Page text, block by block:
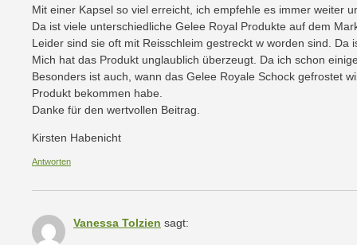
Mit einer Kapsel so viel erreicht, ich empfehle es immer weiter
Da ist viele unterschiedliche Gelee Royal Produkte auf dem
Leider sind sie oft mit Reisschleim gestreckt w worden sind.
Mich hat das Produkt unglaublich überzeugt. Da ich schon
Besonders ist auch, wann das Gelee Royale Schock gefrostet
Produkt bekommen habe.
Danke für den wertvollen Beitrag.
Kirsten Habenicht
Antworten
Vanessa Tolzien sagt: